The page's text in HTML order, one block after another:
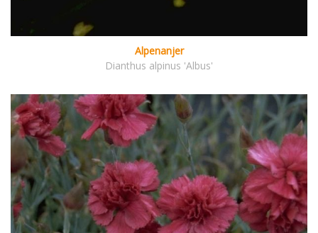
Alpenanjer
Dianthus alpinus 'Albus'